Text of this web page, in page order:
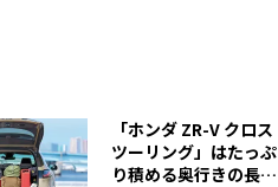
「ホンダ ZR-V クロス
ツーリング」はたっぷ
り積める奥行きの長い